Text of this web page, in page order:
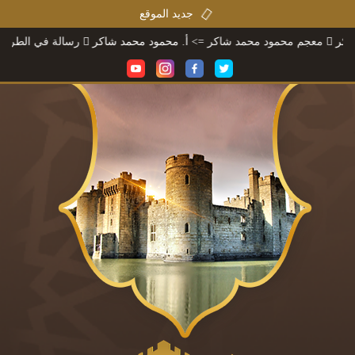
جديد الموقع
رسالة في الطريق إلى ثقافتنا محمود محمد شاكر => أ. محمود محمد شاكر